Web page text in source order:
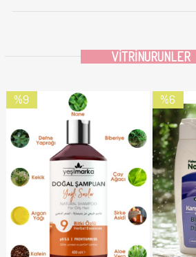
VITRINURUNLER
%9
%9İndirim
%6
İndirim
%6İndirim